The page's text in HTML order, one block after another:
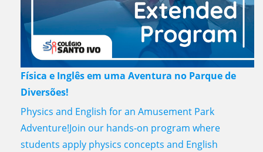
Física e Inglês em uma Aventura no Parque de
Diversões!
Physics and English for an Amusement Park
Adventure!Join our hands-on program where
students apply physics concepts and English